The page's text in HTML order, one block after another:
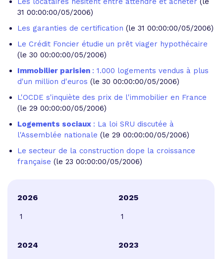
31 00:00:00/05/2006)
Les garanties de certification (le 31 00:00:00/05/2006)
Le Crédit Foncier étudie un prêt viager hypothécaire
(le 30 00:00:00/05/2006)
Immobilier parisien : 1.000 logements vendus à plus
d'un million d'euros (le 30 00:00:00/05/2006)
L'OCDE s'inquiète des prix de l'immobilier en France
(le 29 00:00:00/05/2006)
Logements sociaux : La loi SRU discutée à
l'Assemblée nationale (le 29 00:00:00/05/2006)
Le secteur de la construction dope la croissance
française (le 23 00:00:00/05/2006)
2026
1
2025
1
2024 2023